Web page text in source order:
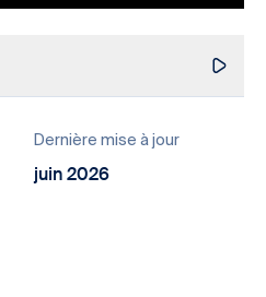
Dernière mise à jour
juin 2026